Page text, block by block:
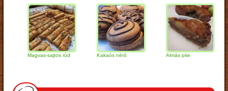
Magvas-sajtos rúd Kakaós néró Almás pite